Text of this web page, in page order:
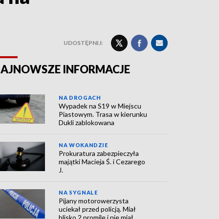
UDOSTĘPNIJ:
INFORMACJE
NA DROGACH
Wypadek na S19 w Miejscu
Piastowym. Trasa w kierunku
Dukli zablokowana
NA WOKANDZIE
Prokuratura zabezpieczyła
majątki Macieja Ś. i Cezarego
J.
NA SYGNALE
Pijany motorowerzysta
uciekał przed policją. Miał
blisko 2 promile i nie miał